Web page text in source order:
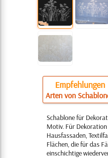
Empfehlungen
Arten von
Schablone für
Motiv. Für
Hausfassaden,
Flächen, die für das
einschichtige